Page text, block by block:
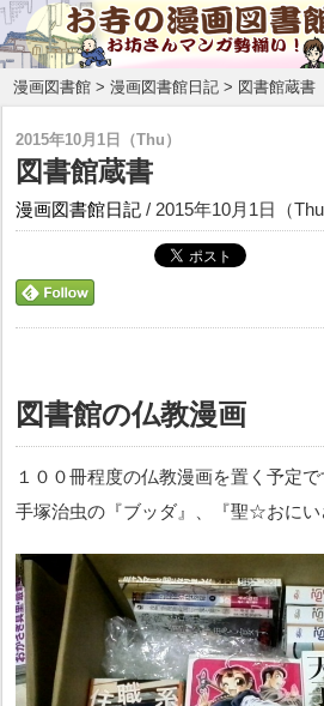
漫画図書館 >漫画図書館日記 > 図書館蔵書
2015年10月1日（Thu）
図書館蔵書
漫画図書館日記 / 2015年10月1日（
図書館の仏教漫画
１００冊程度の仏教漫画を置く予定で
手塚治虫の『ブッダ』、『聖☆おにい